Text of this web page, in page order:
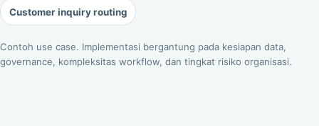
Customer inquiry routing
Contoh use case. Implementasi bergantung pada kesiapan data,
governance, kompleksitas workflow, dan tingkat risiko organisasi.